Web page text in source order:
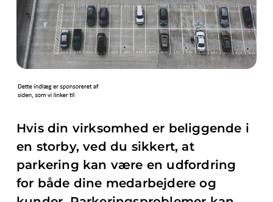
Hvis din virksomhed er beliggende i
en storby, ved du sikkert, at
parkering kan være en udfordring
for både dine medarbejdere og